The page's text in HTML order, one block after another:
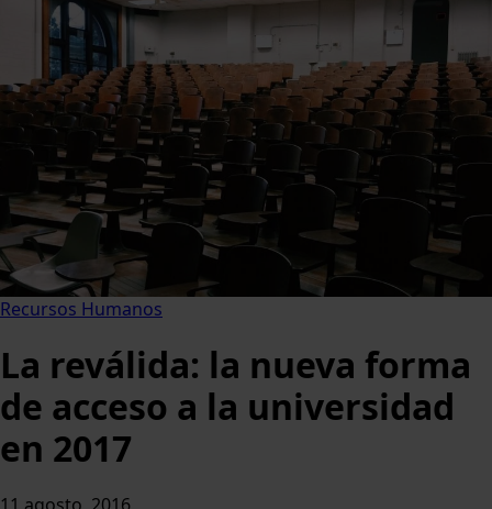
Recursos Humanos
La reválida: la nueva forma
de acceso a la universidad
en 2017